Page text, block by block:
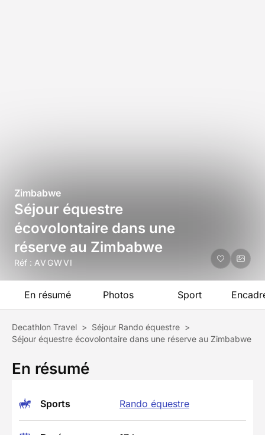
Zimbabwe
Séjour équestre
écovolontaire dans une
réserve au Zimbabwe
Réf : AVGWVI
En résumé Photos Sport
Decathlon Travel > Séjour Rando équestre >
Séjour équestre écovolontaire dans une réserve au Zimbabwe
En résumé
Sports Rando équestre